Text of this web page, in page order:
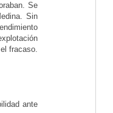
Se
Sin
fracaso.
ante